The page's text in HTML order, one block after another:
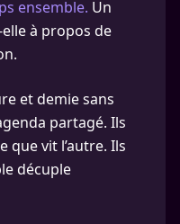
ensemble. Un
à propos de
et demie sans
partagé. Ils
que vit l’autre. Ils
décuple